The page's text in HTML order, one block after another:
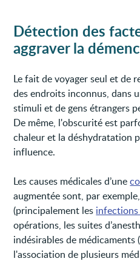
Détection des
aggraver la
Le fait de voyager seul et de
des endroits inconnus, dans
stimuli et de gens étrangers
De même, l'obscurité est
chaleur et la déshydratation
influence.
Les causes médicales d’une
augmentée sont, par
(principalement les infections
opérations, les suites
indésirables de
l'association de plusieurs